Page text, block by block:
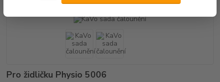
Pro židličku Physio 5006